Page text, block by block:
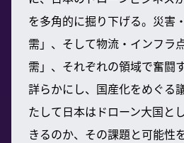
を多角的に掘り下げる。災害
需」、そして物流・インフラ
需」、それぞれの領域で奮闘
詳らかにし、国産化をめぐる
たして日本はドローン大国と
きるのか、その課題と可能性